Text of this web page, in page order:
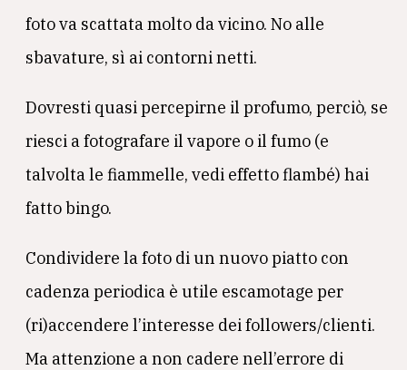
foto va scattata molto da vicino. No alle
sbavature, sì ai contorni netti.
Dovresti quasi percepirne il profumo, perciò, se
riesci a fotografare il vapore o il fumo (e
talvolta le fiammelle, vedi effetto flambé) hai
fatto bingo.
Condividere la foto di un nuovo piatto con
cadenza periodica è utile escamotage per
(ri)accendere l’interesse dei followers/clienti.
Ma attenzione a non cadere nell’errore di